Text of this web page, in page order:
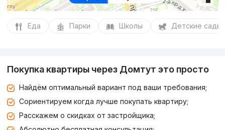
Еда Парки Школы Детские сады
Покупка квартиры через Домтут это просто
Найдём оптимальный вариант под ваши требования;
Сориентируем когда лучше покупать квартиру;
Расскажем о скидках от застройщика;